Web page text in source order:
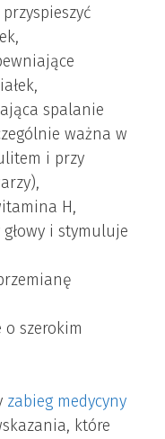
spalanie
ważna w
i przy
H,
i stymuluje
o szerokim
zabieg medycyny
które